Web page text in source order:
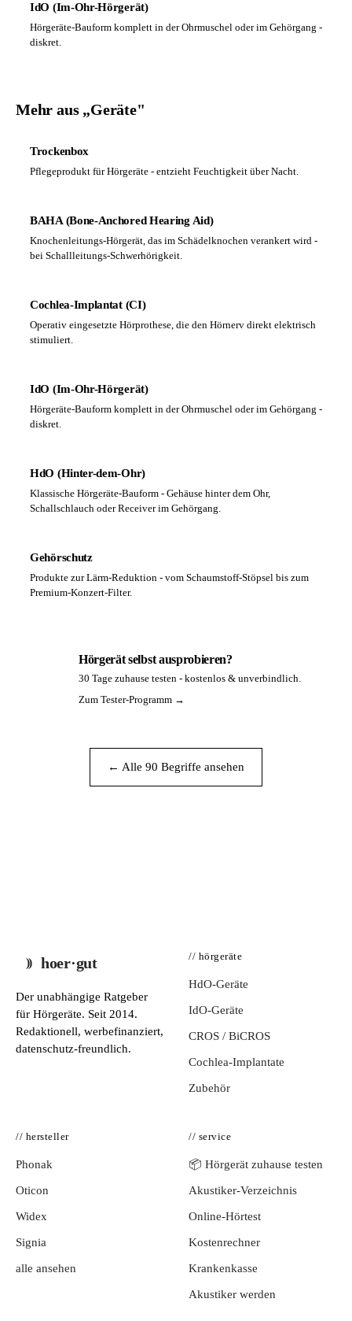
IdO (Im-Ohr-Hörgerät)
Hörgeräte-Bauform komplett in der Ohrmuschel oder im Gehörgang -
diskret.
Mehr aus „Geräte"
Trockenbox
Pflegeprodukt für Hörgeräte - entzieht Feuchtigkeit über Nacht.
BAHA (Bone-Anchored Hearing Aid)
Knochenleitungs-Hörgerät, das im Schädelknochen verankert wird -
bei Schallleitungs-Schwerhörigkeit.
Cochlea-Implantat (CI)
Operativ eingesetzte Hörprothese, die den Hörnerv direkt elektrisch
stimuliert.
IdO (Im-Ohr-Hörgerät)
Hörgeräte-Bauform komplett in der Ohrmuschel oder im Gehörgang -
diskret.
HdO (Hinter-dem-Ohr)
Klassische Hörgeräte-Bauform - Gehäuse hinter dem Ohr,
Schallschlauch oder Receiver im Gehörgang.
Gehörschutz
Produkte zur Lärm-Reduktion - vom Schaumstoff-Stöpsel bis zum
Premium-Konzert-Filter.
Hörgerät selbst ausprobieren?
30 Tage zuhause testen - kostenlos & unverbindlich.
Zum Tester-Programm →
← Alle 90 Begriffe ansehen
hoer·gut
Der unabhängige Ratgeber
für Hörgeräte. Seit 2014.
Redaktionell, werbefinanziert,
datenschutz-freundlich.
// hörgeräte
HdO-Geräte
IdO-Geräte
CROS / BiCROS
Cochlea-Implantate
Zubehör
// hersteller
Phonak
Oticon
Widex
Signia
alle ansehen
// service
📦 Hörgerät zuhause testen
Akustiker-Verzeichnis
Online-Hörtest
Kostenrechner
Krankenkasse
Akustiker werden